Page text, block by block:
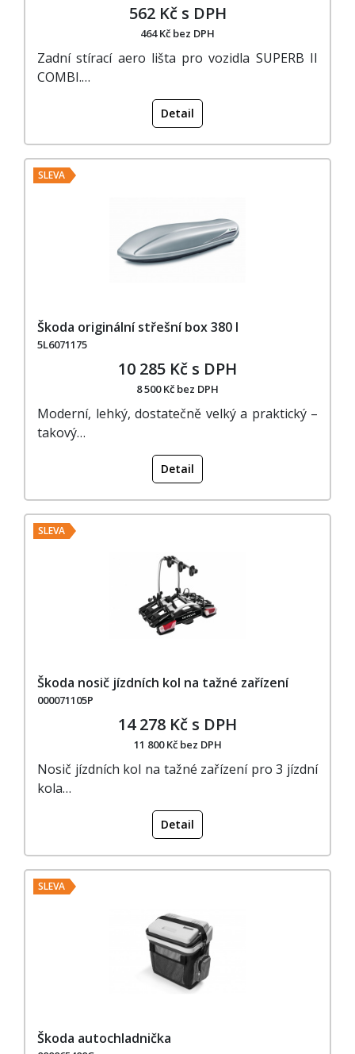
562 Kč s DPH
464 Kč bez DPH
Zadní stírací aero lišta pro vozidla SUPERB II
COMBI.…
Detail
SLEVA
Škoda originální střešní box 380 l
5L6071175
10 285 Kč s DPH
8 500 Kč bez DPH
Moderní, lehký, dostatečně velký a praktický –
takový…
Detail
SLEVA
Škoda nosič jízdních kol na tažné zařízení
000071105P
14 278 Kč s DPH
11 800 Kč bez DPH
Nosič jízdních kol na tažné zařízení pro 3 jízdní
kola…
Detail
SLEVA
Škoda autochladnička